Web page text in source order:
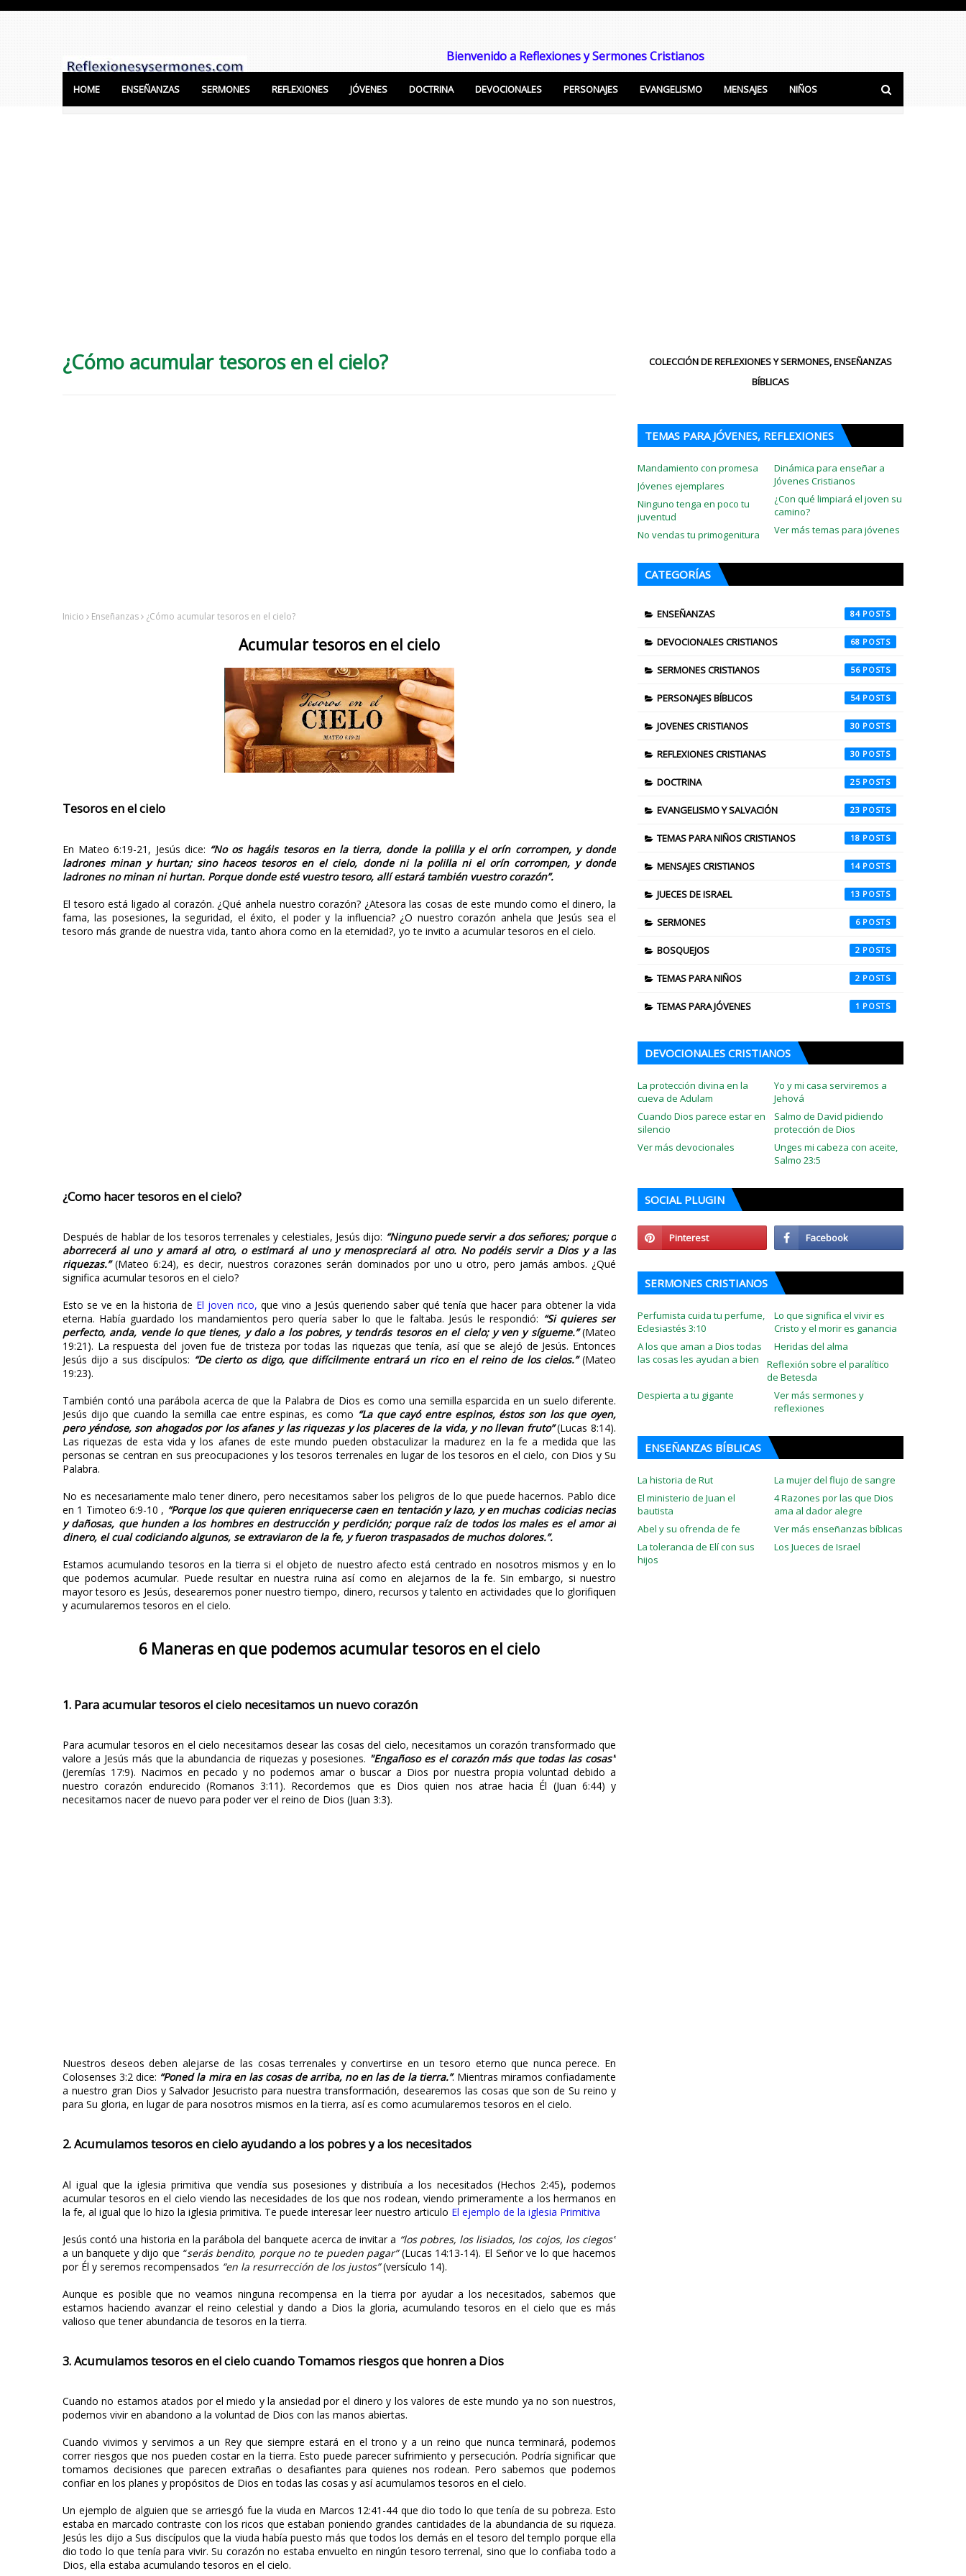
Bienvenido a Reflexiones y Sermones Cristianos
Enseñanzas Cristianas, Sermones, Temas Bíblicos para predicar y Enseñar
HOME ENSEÑANZAS SERMONES REFLEXIONES JÓVENES DOCTRINA DEVOCIONALES PERSONAJES EVANGELISMO MENSAJES NIÑOS
¿Cómo acumular tesoros en el cielo?
Inicio Enseñanzas ¿Cómo acumular tesoros en el cielo?
Acumular tesoros en el cielo
Tesoros en el cielo
En Mateo 6:19-21, Jesús dice: “No os hagáis tesoros en la tierra, donde la polilla y el orín corrompen, y donde
ladrones minan y hurtan; sino haceos tesoros en el cielo, donde ni la polilla ni el orín corrompen, y donde
ladrones no minan ni hurtan. Porque donde esté vuestro tesoro, allí estará también vuestro corazón”.
El tesoro está ligado al corazón. ¿Qué anhela nuestro corazón? ¿Atesora las cosas de este mundo como el dinero, la
fama, las posesiones, la seguridad, el éxito, el poder y la influencia? ¿O nuestro corazón anhela que Jesús sea el
tesoro más grande de nuestra vida, tanto ahora como en la eternidad?, yo te invito a acumular tesoros en el cielo.
¿Como hacer tesoros en el cielo?
Después de hablar de los tesoros terrenales y celestiales, Jesús dijo: “Ninguno puede servir a dos señores; porque o
aborrecerá al uno y amará al otro, o estimará al uno y menospreciará al otro. No podéis servir a Dios y a las
riquezas.”(Mateo 6:24), es decir, nuestros corazones serán dominados por uno u otro, pero jamás ambos. ¿Qué
significa acumular tesoros en el cielo?
Esto se ve en la historia de El joven rico, que vino a Jesús queriendo saber qué tenía que hacer para obtener la vida
eterna. Había guardado los mandamientos pero quería saber lo que le faltaba. Jesús le respondió: “Si quieres ser
perfecto, anda, vende lo que tienes, y dalo a los pobres, y tendrás tesoros en el cielo; y ven y sígueme.”(Mateo
19:21). La respuesta del joven fue de tristeza por todas las riquezas que tenía, así que se alejó de Jesús. Entonces
Jesús dijo a sus discípulos: “De cierto os digo, que difícilmente entrará un rico en el reino de los cielos.”(Mateo
19:23).
También contó una parábola acerca de que la Palabra de Dios es como una semilla esparcida en un suelo diferente.
Jesús dijo que cuando la semilla cae entre espinas, es como “La que cayó entre espinos, éstos son los que oyen,
pero yéndose, son ahogados por los afanes y las riquezas y los placeres de la vida, y no llevan fruto”(Lucas 8:14).
Las riquezas de esta vida y los afanes de este mundo pueden obstaculizar la madurez en la fe a medida que las
personas se centran en sus preocupaciones y los tesoros terrenales en lugar de los tesoros en el cielo, con Dios y Su
Palabra.
No es necesariamente malo tener dinero, pero necesitamos saber los peligros de lo que puede hacernos. Pablo dice
en 1 Timoteo 6:9-10 , “Porque los que quieren enriquecerse caen en tentación y lazo, y en muchas codicias necias
y dañosas, que hunden a los hombres en destrucción y perdición; porque raíz de todos los males es el amor al
dinero, el cual codiciando algunos, se extraviaron de la fe, y fueron traspasados de muchos dolores.”.
Estamos acumulando tesoros en la tierra si el objeto de nuestro afecto está centrado en nosotros mismos y en lo
que podemos acumular. Puede resultar en nuestra ruina así como en alejarnos de la fe. Sin embargo, si nuestro
mayor tesoro es Jesús, desearemos poner nuestro tiempo, dinero, recursos y talento en actividades que lo glorifiquen
y acumularemos tesoros en el cielo.
6 Maneras en que podemos acumular tesoros en el cielo
1. Para acumular tesoros el cielo necesitamos un nuevo corazón
Para acumular tesoros en el cielo necesitamos desear las cosas del cielo, necesitamos un corazón transformado que
valore a Jesús más que la abundancia de riquezas y posesiones. "Engañoso es el corazón más que todas las cosas"
(Jeremías 17:9). Nacimos en pecado y no podemos amar o buscar a Dios por nuestra propia voluntad debido a
nuestro corazón endurecido (Romanos 3:11). Recordemos que es Dios quien nos atrae hacia Él (Juan 6:44) y
necesitamos nacer de nuevo para poder ver el reino de Dios (Juan 3:3).
Nuestros deseos deben alejarse de las cosas terrenales y convertirse en un tesoro eterno que nunca perece. En
Colosenses 3:2 dice: “Poned la mira en las cosas de arriba, no en las de la tierra.”. Mientras miramos confiadamente
a nuestro gran Dios y Salvador Jesucristo para nuestra transformación, desearemos las cosas que son de Su reino y
para Su gloria, en lugar de para nosotros mismos en la tierra, así es como acumularemos tesoros en el cielo.
2. Acumulamos tesoros en cielo ayudando a los pobres y a los necesitados
Al igual que la iglesia primitiva que vendía sus posesiones y distribuía a los necesitados (Hechos 2:45), podemos
acumular tesoros en el cielo viendo las necesidades de los que nos rodean, viendo primeramente a los hermanos en
la fe, al igual que lo hizo la iglesia primitiva. Te puede interesar leer nuestro articulo El ejemplo de la iglesia Primitiva
Jesús contó una historia en la parábola del banquete acerca de invitar a “los pobres, los lisiados, los cojos, los ciegos”
a un banquete y dijo que “serás bendito, porque no te pueden pagar”(Lucas 14:13-14). El Señor ve lo que hacemos
por Él y seremos recompensados ​​“en la resurrección de los justos”(versículo 14).
Aunque es posible que no veamos ninguna recompensa en la tierra por ayudar a los necesitados, sabemos que
estamos haciendo avanzar el reino celestial y dando a Dios la gloria, acumulando tesoros en el cielo que es más
valioso que tener abundancia de tesoros en la tierra.
3. Acumulamos tesoros en el cielo cuando Tomamos riesgos que honren a Dios
Cuando no estamos atados por el miedo y la ansiedad por el dinero y los valores de este mundo ya no son nuestros,
podemos vivir en abandono a la voluntad de Dios con las manos abiertas.
Cuando vivimos y servimos a un Rey que siempre estará en el trono y a un reino que nunca terminará, podemos
correr riesgos que nos pueden costar en la tierra. Esto puede parecer sufrimiento y persecución. Podría significar que
tomamos decisiones que parecen extrañas o desafiantes para quienes nos rodean. Pero sabemos que podemos
confiar en los planes y propósitos de Dios en todas las cosas y así acumulamos tesoros en el cielo.
Un ejemplo de alguien que se arriesgó fue la viuda en Marcos 12:41-44 que dio todo lo que tenía de su pobreza. Esto
estaba en marcado contraste con los ricos que estaban poniendo grandes cantidades de la abundancia de su riqueza.
Jesús les dijo a Sus discípulos que la viuda había puesto más que todos los demás en el tesoro del templo porque ella
dio todo lo que tenía para vivir. Su corazón no estaba envuelto en ningún tesoro terrenal, sino que lo confiaba todo a
Dios, ella estaba acumulando tesoros en el cielo.
COLECCIÓN DE REFLEXIONES Y SERMONES, ENSEÑANZAS
BÍBLICAS
TEMAS PARA JÓVENES, REFLEXIONES
Mandamiento con promesa
Dinámica para enseñar a
Jóvenes Cristianos
Jóvenes ejemplares
¿Con qué limpiará el joven su
camino?
Ninguno tenga en poco tu
juventud
Ver más temas para jóvenes
No vendas tu primogenitura
CATEGORÍAS
ENSEÑANZAS 84
DEVOCIONALES CRISTIANOS 68
SERMONES CRISTIANOS 56
PERSONAJES BÍBLICOS 54
JOVENES CRISTIANOS 30
REFLEXIONES CRISTIANAS 30
DOCTRINA 25
EVANGELISMO Y SALVACIÓN 23
TEMAS PARA NIÑOS CRISTIANOS 18
MENSAJES CRISTIANOS 14
JUECES DE ISRAEL 13
SERMONES 6
BOSQUEJOS 2
TEMAS PARA NIÑOS 2
TEMAS PARA JÓVENES 1
DEVOCIONALES CRISTIANOS
La protección divina en la
cueva de Adulam
Yo y mi casa serviremos a
Jehová
Cuando Dios parece estar en
silencio
Salmo de David pidiendo
protección de Dios
Ver más devocionales
Unges mi cabeza con aceite,
Salmo 23:5
SOCIAL PLUGIN
SERMONES CRISTIANOS
Perfumista cuida tu perfume,
Eclesiastés 3:10
Lo que significa el vivir es
Cristo y el morir es ganancia
A los que aman a Dios todas
las cosas les ayudan a bien
Heridas del alma
Reflexión sobre el paralítico
de Betesda
Ver más sermones y
reflexiones
Despierta a tu gigante
ENSEÑANZAS BÍBLICAS
La historia de Rut
La mujer del flujo de sangre
El ministerio de Juan el
bautista
4 Razones por las que Dios
ama al dador alegre
Abel y su ofrenda de fe
Ver más enseñanzas bíblicas
La tolerancia de Elí con sus
hijos
Los Jueces de Israel